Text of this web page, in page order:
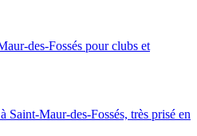
des-Fossés pour clubs et
Saint-Maur-des-Fossés, très prisé en